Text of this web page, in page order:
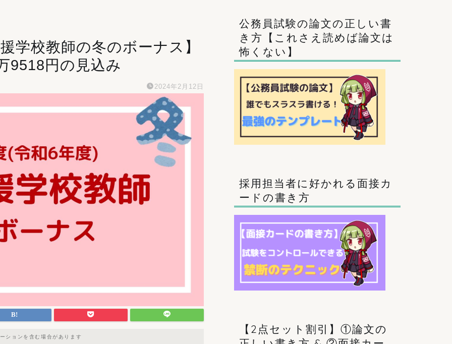
学校教師の冬のボーナス】
9518円の見込み
2024年2月12日
ションを含む場合があります
公務員試験の論文の正しい書
き方【これさえ読めば論文は
怖くない】
採用担当者に好かれる面接カ
ードの書き方
【2点セット割引】①論文の